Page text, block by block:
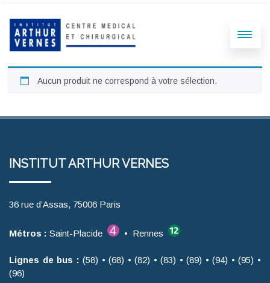
Aucun produit ne correspond à votre sélection.
INSTITUT ARTHUR VERNES
36 rue d’Assas, 75006 Paris
Métros : Saint-Placide • Rennes
Lignes de bus : (58) • (68) • (82) • (83) • (89) • (94) • (95) •
(96)